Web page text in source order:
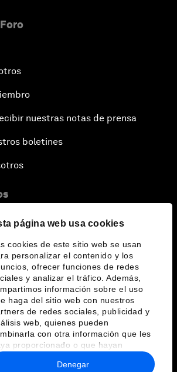
página web usa cookies
cookies de este sitio web se usan
personalizar el contenido y los
ofrecer funciones de redes
y analizar el tráfico. Además,
información sobre el uso
haga del sitio web con nuestros
de redes sociales, publicidad y
web, quienes pueden
con otra información que les
proporcionado o que hayan
a partir del uso que haya
de sus servicios.
Denegar
nuestras notas de prensa
boletines
el Foro
idiomas